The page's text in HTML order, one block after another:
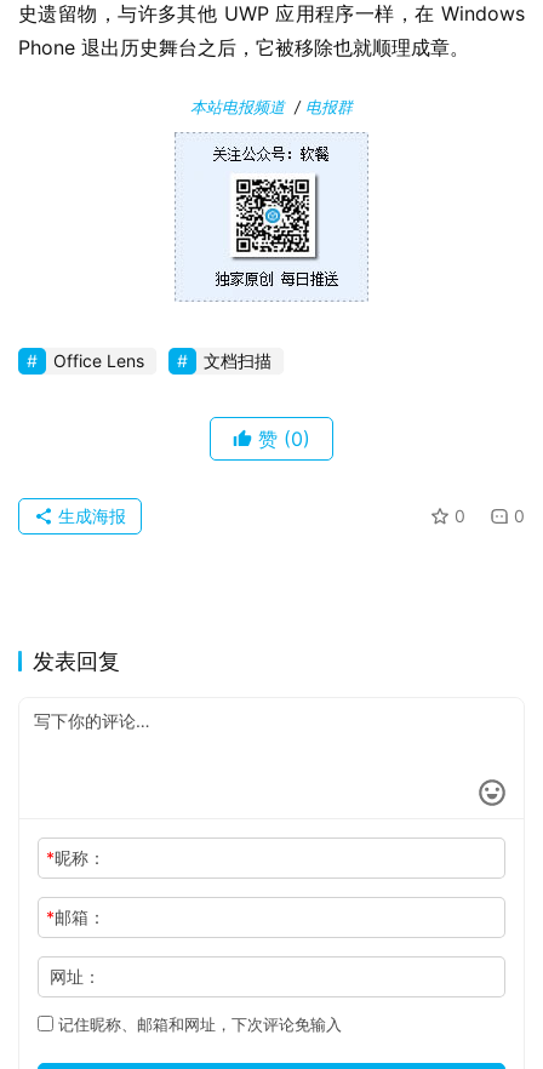
安
卓
史遗留物，与许多其他 UWP 应用程序一样，在 Windows
Phone 退出历史舞台之后，它被移除也就顺理成章。
本站电报频道/ 电报群
Office Lens 文档扫描
赞 (0)
0 0
生成海报
发表回复
*昵称：
*邮箱：
网址：
记住昵称、邮箱和网址，下次评论免输入